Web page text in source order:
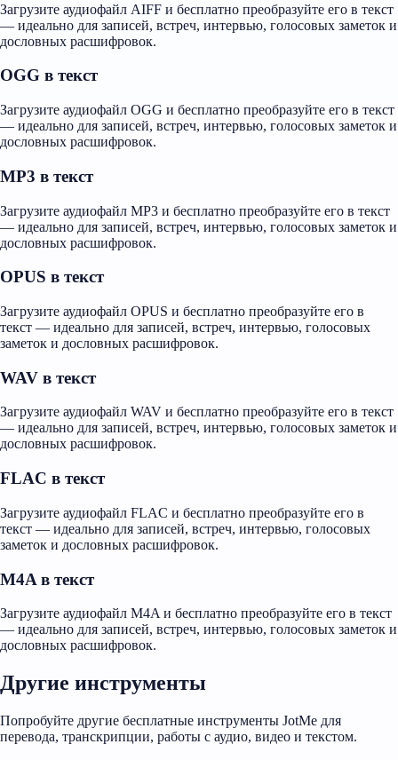
Загрузите аудиофайл AIFF и бесплатно преобразуйте его в текст
— идеально для записей, встреч, интервью, голосовых заметок и
дословных расшифровок.
OGG в текст
Загрузите аудиофайл OGG и бесплатно преобразуйте его в текст
— идеально для записей, встреч, интервью, голосовых заметок и
дословных расшифровок.
MP3 в текст
Загрузите аудиофайл MP3 и бесплатно преобразуйте его в текст
— идеально для записей, встреч, интервью, голосовых заметок и
дословных расшифровок.
OPUS в текст
Загрузите аудиофайл OPUS и бесплатно преобразуйте его в
текст — идеально для записей, встреч, интервью, голосовых
заметок и дословных расшифровок.
WAV в текст
Загрузите аудиофайл WAV и бесплатно преобразуйте его в текст
— идеально для записей, встреч, интервью, голосовых заметок и
дословных расшифровок.
FLAC в текст
Загрузите аудиофайл FLAC и бесплатно преобразуйте его в
текст — идеально для записей, встреч, интервью, голосовых
заметок и дословных расшифровок.
M4A в текст
Загрузите аудиофайл M4A и бесплатно преобразуйте его в текст
— идеально для записей, встреч, интервью, голосовых заметок и
дословных расшифровок.
Другие инструменты
Попробуйте другие бесплатные инструменты JotMe для
перевода, транскрипции, работы с аудио, видео и текстом.